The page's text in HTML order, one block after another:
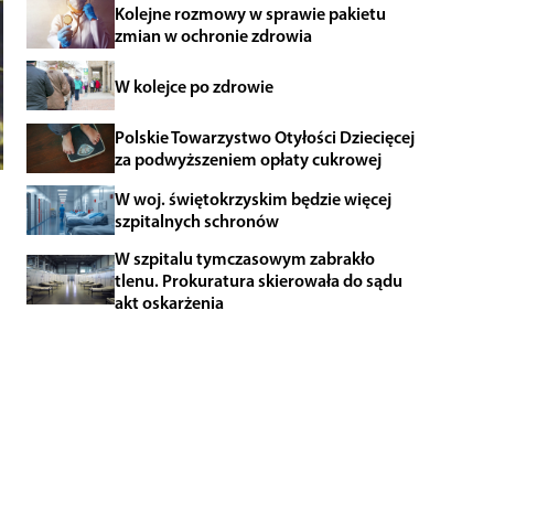
Kolejne rozmowy w sprawie pakietu
zmian w ochronie zdrowia
W kolejce po zdrowie
Polskie Towarzystwo Otyłości Dziecięcej
za podwyższeniem opłaty cukrowej
W woj. świętokrzyskim będzie więcej
szpitalnych schronów
W szpitalu tymczasowym zabrakło
tlenu. Prokuratura skierowała do sądu
akt oskarżenia